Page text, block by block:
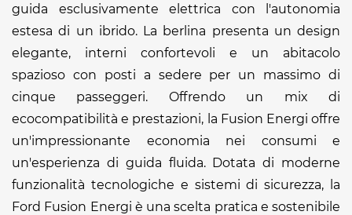
guida esclusivamente elettrica con l'autonomia
estesa di un ibrido. La berlina presenta un design
elegante, interni confortevoli e un abitacolo
spazioso con posti a sedere per un massimo di
cinque passeggeri. Offrendo un mix di
ecocompatibilità e prestazioni, la Fusion Energi offre
un'impressionante economia nei consumi e
un'esperienza di guida fluida. Dotata di moderne
funzionalità tecnologiche e sistemi di sicurezza, la
Ford Fusion Energi è una scelta pratica e sostenibile